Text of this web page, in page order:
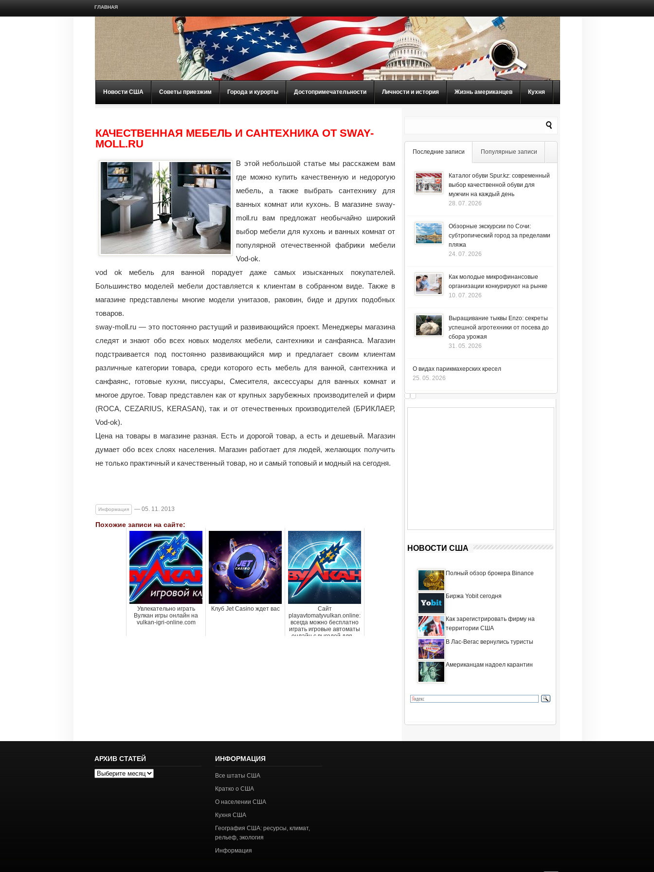
ГЛАВНАЯ
Новости США Советы приезжим Города и курорты Достопримечательности Личности и история Жизнь американцев Кухня
КАЧЕСТВЕННАЯ МЕБЕЛЬ И САНТЕХНИКА ОТ SWAY-
MOLL.RU
В этой небольшой статье мы расскажем вам
где можно купить качественную и недорогую
мебель, а также выбрать сантехнику для
ванных комнат или кухонь. В магазине sway-
moll.ru вам предложат необычайно широкий
выбор мебели для кухонь и ванных комнат от
популярной отечественной фабрики мебели
Vod-ok.
vod ok мебель для ванной порадует даже самых изысканных покупателей.
Большинство моделей мебели доставляется к клиентам в собранном виде. Также в
магазине представлены многие модели унитазов, раковин, биде и других подобных
товаров.
sway-moll.ru — это постоянно растущий и развивающийся проект. Менеджеры магазина
следят и знают обо всех новых моделях мебели, сантехники и санфаянса. Магазин
подстраивается под постоянно развивающийся мир и предлагает своим клиентам
различные категории товара, среди которого есть мебель для ванной, сантехника и
санфаянс, готовые кухни, писсуары, Смесителя, аксессуары для ванных комнат и
многое другое. Товар представлен как от крупных зарубежных производителей и фирм
(ROCA, CEZARIUS, KERASAN), так и от отечественных производителей (БРИКЛАЕР,
Vod-ok).
Цена на товары в магазине разная. Есть и дорогой товар, а есть и дешевый. Магазин
думает обо всех слоях населения. Магазин работает для людей, желающих получить
не только практичный и качественный товар, но и самый топовый и модный на сегодня.
Информация — 05. 11. 2013
Похожие записи на сайте:
Увлекательно играть
Вулкан игры онлайн на
vulkan-igri-online.com
Клуб Jet Casino ждет вас
Сайт
playavtomatyvulkan.online:
всегда можно бесплатно
играть игровые автоматы
онлайн с выгодой для ...
Последние записи Популярные записи
Каталог обуви Spur.kz: современный
выбор качественной обуви для
мужчин на каждый день
28. 07. 2026
Обзорные экскурсии по Сочи:
субтропический город за пределами
пляжа
24. 07. 2026
Как молодые микрофинансовые
организации конкурируют на рынке
10. 07. 2026
Выращивание тыквы Enzo: секреты
успешной агротехники от посева до
сбора урожая
31. 05. 2026
О видах парикмахерских кресел
25. 05. 2026
НОВОСТИ США
Полный обзор брокера Binance
Биржа Yobit сегодня
Как зарегистрировать фирму на
территории США
В Лас-Вегас вернулись туристы
Американцам надоел карантин
АРХИВ СТАТЕЙ
Архив
ИНФОРМАЦИЯ
Все штаты США
Кратко о США
О населении США
Кухня США
География США: ресурсы, климат,
рельеф, экология
Информация